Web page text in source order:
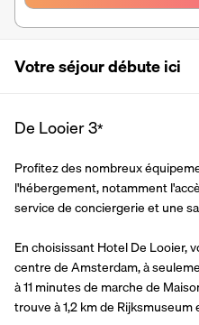
Votre séjour débute ici
De Looier3*
Profitez des nombreux
l'hébergement, notamment
service de conciergerie et une
En choisissant Hotel De Looier,
centre de Amsterdam, à
à 11 minutes de marche de
trouve à 1,2 km de Rijksmuseum